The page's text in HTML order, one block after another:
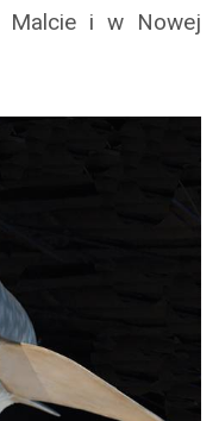
Malcie i w Nowej